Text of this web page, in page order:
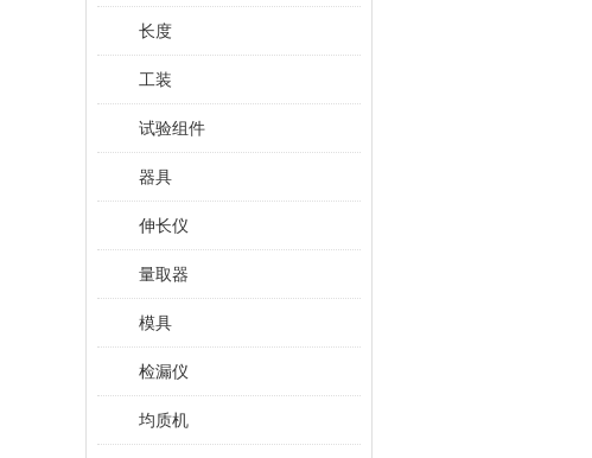
长度
工装
试验组件
器具
伸长仪
量取器
模具
检漏仪
均质机